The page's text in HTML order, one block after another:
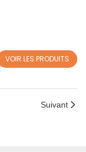
VOIR LES PRODUITS
Suivant